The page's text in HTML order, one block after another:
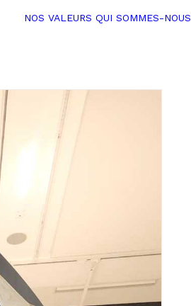
NOS VALEURS QUI SOMMES-NOUS